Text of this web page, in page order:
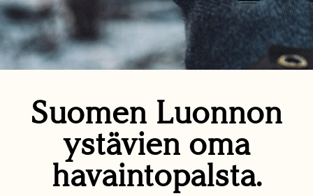
Suomen Luonnon
ystävien oma
havaintopalsta.